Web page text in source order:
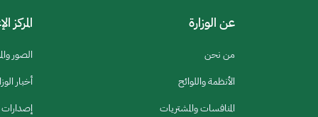
عن الوزارة
من نحن
الأنظمة واللوائح
المنافسات والمشتريات
المركز
الصور
أخبار
إصدارات